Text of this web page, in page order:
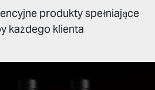
produkty spełniające
każdego klienta